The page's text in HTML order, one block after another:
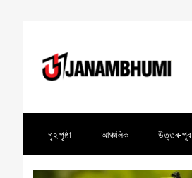
গৃহ পৃষ্ঠা আঞ্চলিক উত্তৰ-পূব